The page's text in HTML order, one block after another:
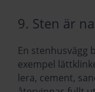
9. Sten är
En stenhusvägg
exempel
lera, cement,